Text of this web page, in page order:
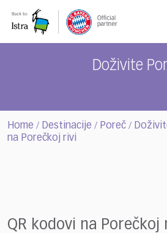
note:
Doživite
Home / Destinacije / Poreč /
na Porečkoj rivi
QR kodovi na Porečkoj